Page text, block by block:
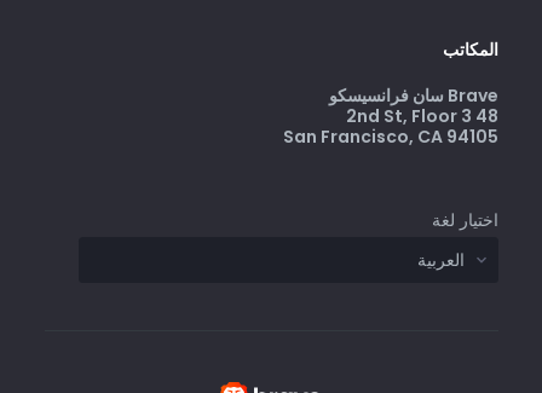
المكاتب
Brave سان فرانسيسكو
48 2nd St, Floor 3
San Francisco, CA 94105
اختيار لغة